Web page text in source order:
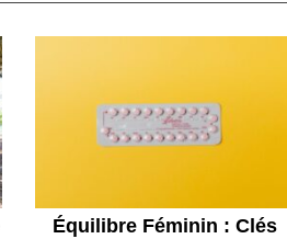
Équilibre Féminin : Clés